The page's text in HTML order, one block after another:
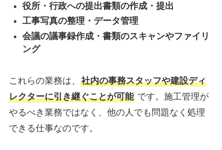
役所・行政への提出書類の作成・提出
工事写真の整理・データ管理
会議の議事録作成・書類のスキャンやファイリ
ング
これらの業務は、 社内の事務スタッフや建設ディ
レクターに引き継ぐことが可能です。施工管理が
やるべき業務ではなく、他の人でも問題なく処理
できる仕事なのです。